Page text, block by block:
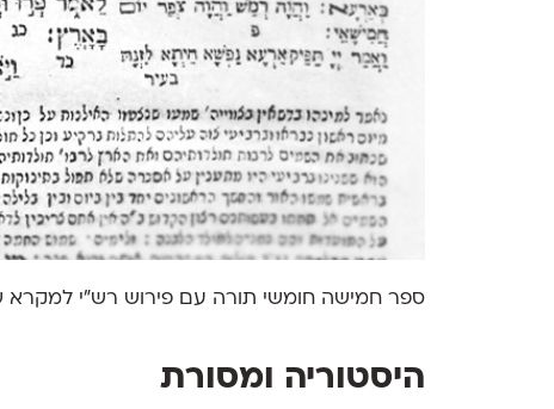
ספר חמישה חומשי תורה עם פירוש רש"י למקרא שנדפס
היסטוריה ומסורת